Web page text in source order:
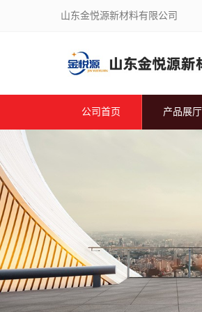
山东金悦源新材料有限公司
公司首页 产品展厅